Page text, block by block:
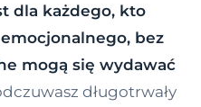
dla każdego, kto
bez
mogą się wydawać
długotrwały